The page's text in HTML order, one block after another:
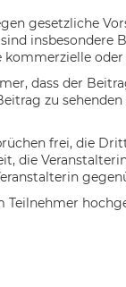
gesetzliche
insbesondere
dass der
zu
frei, die
die